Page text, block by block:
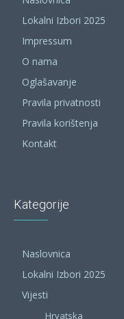
Lokalni Izbori 2025
Impressum
O nama
Oglašavanje
Pravila privatnosti
Pravila korištenja
Kontakt
Kategorije
Naslovnica
Lokalni Izbori 2025
Vijesti
Hrvatska